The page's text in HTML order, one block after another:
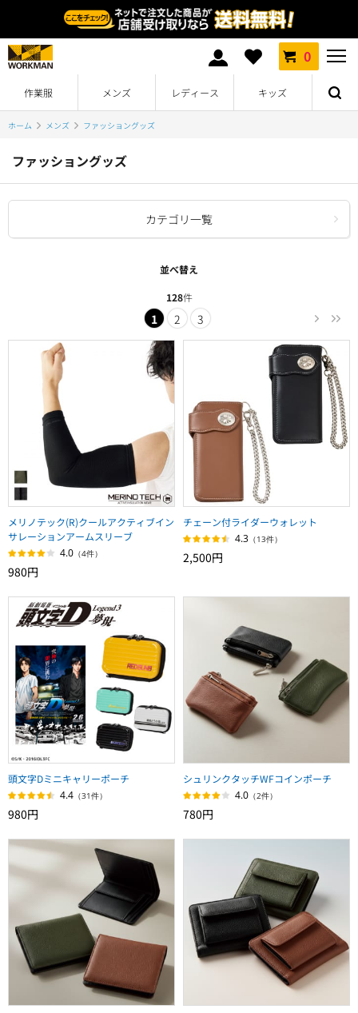
0
作業服 メンズ レディース キッズ
ホーム メンズ ファッショングッズ
ファッショングッズ
カテゴリ一覧
並べ替え
128件
1 2 3
メリノテック(R)クールアクティブイン
サレーションアームスリーブ
4.0 （4件）
980円
チェーン付ライダーウォレット
4.3 （13件）
2,500円
頭文字Dミニキャリーポーチ
4.4 （31件）
980円
シュリンクタッチWFコインポーチ
4.0 （2件）
780円